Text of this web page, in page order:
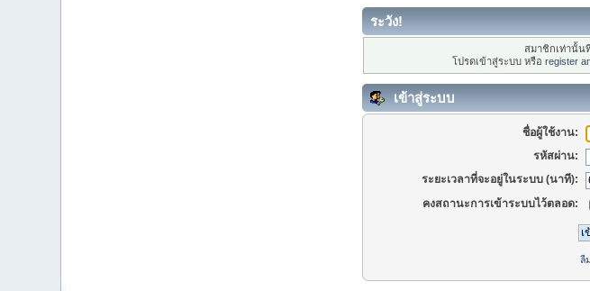
ระวัง!
สมาชิกเท่านั้น
โปรดเข้าสู่ระบบ หรือ register
เข้าสู่ระบบ
ชื่อผู้ใช้งาน:
รหัสผ่าน:
ระยะเวลาที่จะอยู่ในระบบ (นาที):
คงสถานะการเข้าระบบไว้ตลอด:
ลื